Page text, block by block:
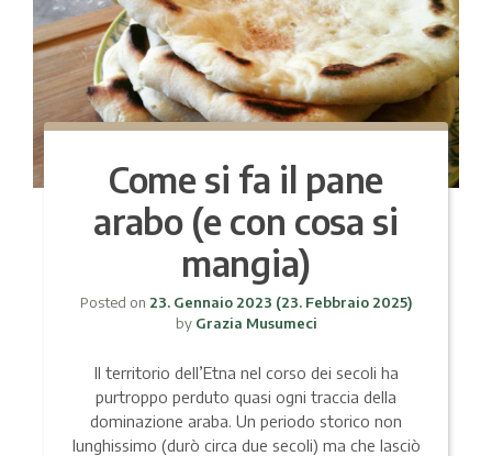
Come si fa il pane
arabo (e con cosa si
mangia)
Posted on 23. Gennaio 2023 (23. Febbraio 2025)
byGrazia Musumeci
Il territorio dell’Etna nel corso dei secoli ha
purtroppo perduto quasi ogni traccia della
dominazione araba. Un periodo storico non
lunghissimo (durò circa due secoli) ma che lasciò